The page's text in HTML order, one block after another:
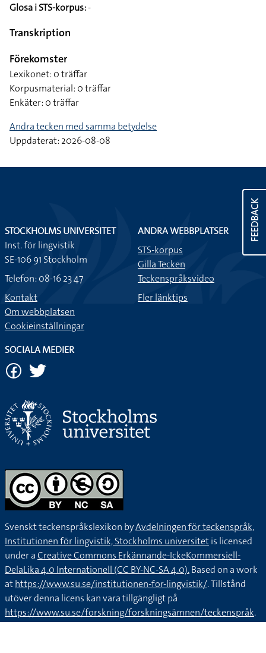
Glosa i STS-korpus:-
Transkription
Förekomster
Lexikonet: 0 träffar
Korpusmaterial: 0 träffar
Enkäter: 0 träffar
Andra tecken med samma betydelse
Uppdaterat: 2026-08-08
FEEDBACK
STOCKHOLMS UNIVERSITET
Inst. för lingvistik
SE-106 91 Stockholm
Telefon: 08-16 23 47
Kontakt
Om webbplatsen
Cookieinställningar
ANDRA WEBBPLATSER
STS-korpus
Gilla Tecken
Teckenspråksvideo
Fler länktips
SOCIALA MEDIER
Svenskt teckenspråkslexikon byAvdelningen för teckenspråk,
Institutionen för lingvistik, Stockholms universitetis licensed
under aCreative Commons Erkännande-IckeKommersiell-
DelaLika 4.0 Internationell (CC BY-NC-SA 4.0).Based on a work
athttps://www.su.se/institutionen-for-lingvistik/. Tillstånd
utöver denna licens kan vara tillgängligt på
https://www.su.se/forskning/forskningsämnen/teckenspråk.